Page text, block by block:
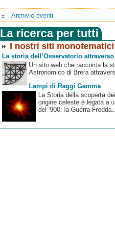
Archivio eventi
La ricerca per tutti
I nostri siti monotematici
La storia dell’Osservatorio
Un sito web che racconta la
Astronomico di Brera
Lampi di Raggi Gamma
La Storia della scoperta
origine celeste è legata a
del ’900: la Guerra Fredda...